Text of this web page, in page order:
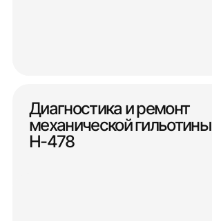
Диагностика и ремонт
механической гильотины
Н-478